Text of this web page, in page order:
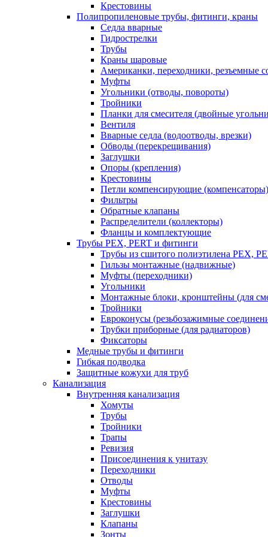
Крестовины
Полипропиленовые трубы, фитинги, краны
Седла вварные
Гидрострелки
Трубы
Краны шаровые
Американки, переходники, резъемные
Муфты
Угольники (отводы, повороты)
Тройники
Планки для смесителя (двойные
Вентиля
Вварные седла (водоотводы, врезки)
Обводы (перекрещивания)
Заглушки
Опоры (крепления)
Крестовины
Петли компенсирующие (компенсаторы)
Фильтры
Обратные клапаны
Распределители (коллекторы)
Фланцы и комплектующие
Трубы PEX, PERT и фитинги
Трубы из сшитого полиэтилена PEX,
Гильзы монтажные (надвижные)
Муфты (переходники)
Угольники
Монтажные блоки, кронштейны (для
Тройники
Евроконусы (резьбозажимные
Трубки приборные (для радиаторов)
Фиксаторы
Медные трубы и фитинги
Гибкая подводка
Защитные кожухи для труб
Канализация
Внутренняя канализация
Хомуты
Трубы
Тройники
Трапы
Ревизия
Присоединения к унитазу
Переходники
Отводы
Муфты
Крестовины
Заглушки
Клапаны
Зонты